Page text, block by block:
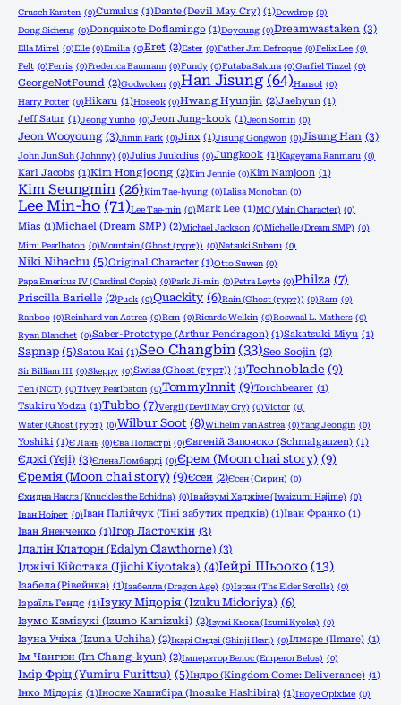
Crusch Karsten (0)Cumulus (1)Dante (Devil May Cry) (1)Dewdrop (0)
Dong Sicheng (0)Donquixote Doflamingo (1)Doyoung (0)Dreamwastaken (3)
Ella Mirrel (0)Elle (0)Emilia (0)Eret (2)Ester (0)Father Jim Defroque (0)Felix Lee (0)
Felt (0)Ferris (0)Frederica Baumann (0)Fundy (0)Futaba Sakura (0)Garfiel Tinzel (0)
GeorgeNotFound (2)Godwoken (0)Han Jisung (64)Hansol (0)
Harry Potter (0)Hikaru (1)Hoseok (0)Hwang Hyunjin (2)Jaehyun (1)
Jeff Satur (1)Jeong Yunho (0)Jeon Jung-kook (1)Jeon Somin (0)
Jeon Wooyoung (3)Jimin Park (0)Jinx (1)Jisung Gongwon (0)Jisung Han (3)
John Jun Suh (Johnny) (0)Julius Juukulius (0)Jungkook (1)Kageyama Ranmaru (0)
Karl Jacobs (1)Kim Hongjoong (2)Kim Jennie (0)Kim Namjoon (1)
Kim Seungmin (26)Kim Tae-hyung (0)Lalisa Monoban (0)
Lee Min-ho (71)Lee Tae-min (0)Mark Lee (1)MC (Main Character) (0)
Mias (1)Michael (Dream SMP) (2)Michael Jackson (0)Michelle (Dream SMP) (0)
Mimi Pearlbaton (0)Mountain (Ghost (гурт)) (0)Natsuki Subaru (0)
Niki Nihachu (5)Original Character (1)Otto Suwen (0)
Papa Emeritus IV (Cardinal Copia) (0)Park Ji-min (0)Petra Leyte (0)Philza (7)
Priscilla Barielle (2)Puck (0)Quackity (6)Rain (Ghost (гурт)) (0)Ram (0)
Ranboo (0)Reinhard van Astrea (0)Rem (0)Ricardo Welkin (0)Roswaal L. Mathers (0)
Ryan Blanchet (0)Saber-Prototype (Arthur Pendragon) (1)Sakatsuki Miyu (1)
Sapnap (5)Satou Kai (1)Seo Changbin (33)Seo Soojin (2)
Sir Billiam III (0)Skeppy (0)Swiss (Ghost (гурт)) (1)Technoblade (9)
Ten (NCT) (0)Tivey Pearlbaton (0)TommyInnit (9)Torchbearer (1)
Tsukiru Yodzu (1)Tubbo (7)Vergil (Devil May Cry) (0)Victor (0)
Water (Ghost (гурт) (0)Wilbur Soot (8)Wilhelm van Astrea (0)Yang Jeongin (0)
Yoshiki (1)Є Лань (0)Єва Поластрі (0)Євгеній Запояско (Schmalgauzen) (1)
Єджі (Yeji) (3)Єлена Ломбарді (0)Єрем (Moon chai story) (9)
Єремія (Moon chai story) (9)Єсен (2)Єсен (Сирин) (0)
Єхидна Наклз (Knuckles the Echidna) (0)Івайзумі Хаджіме (Iwaizumi Hajime) (0)
Іван Ноірет (0)Іван Палійчук (Тіні забутих предків) (1)Іван Франко (1)
Іван Яненченко (1)Ігор Ласточкін (3)
Ідалін Клаторн (Edalyn Clawthorne) (3)
Іджічі Кійотака (Ijichi Kiyotaka) (4)Іейрі Шьооко (13)
Ізабела (Рівейнка) (1)Ізабелла (Dragon Age) (0)Ізран (The Elder Scrolls) (0)
Ізраїль Гендс (1)Ізуку Мідорія (Izuku Midoriya) (6)
Ізумо Камізукі (Izumo Kamizuki) (2)Ізумі Кьока (Izumi Kyoka) (0)
Ізуна Учіха (Izuna Uchiha) (2)Ікарі Сіндзі (Shinji Ikari) (0)Ілмаре (Ilmare) (1)
Ім Чангюн (Im Chang-kyun) (2)Імператор Белос (Emperor Belos) (0)
Імір Фріц (Yumiru Furittsu) (5)Індро (Kingdom Come: Deliverance) (1)
Інко Мідорія (1)Іноске Хашибіра (Inosuke Hashibira) (1)Іноуе Оріхіме (0)